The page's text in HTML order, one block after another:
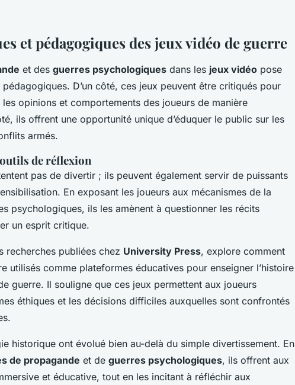
et pédagogiques des jeux vidéo de guerre
et des guerres psychologiques dans les jeux vidéo pose
D’un côté, ces jeux peuvent être critiqués pour
opinions et comportements des joueurs de manière
ils offrent une opportunité unique d’éduquer le public sur les
armés.
de réflexion
pas de divertir ; ils peuvent également servir de puissants
En exposant les joueurs aux mécanismes de la
psychologiques, ils les amènent à questionner les récits
un esprit critique.
recherches publiées chez University Press, explore comment
utilisés comme plateformes éducatives pour enseigner l’histoire
guerre. Il souligne que ces jeux permettent aux joueurs
éthiques et les décisions difficiles auxquelles sont confrontés
historique ont évolué bien au-delà du simple divertissement. En
de propagande et de guerres psychologiques, ils offrent aux
et éducative, tout en les incitant à réfléchir aux